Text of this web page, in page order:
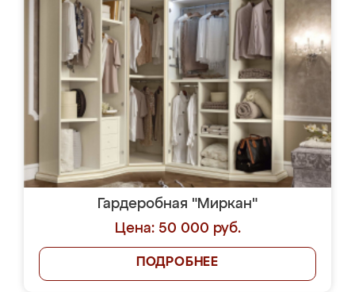
Гардеробная "Миркан"
Цена: 50 000 руб.
ПОДРОБНЕЕ